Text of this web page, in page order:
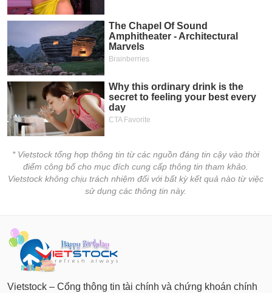
* Vietstock tổng hợp thông tin từ các nguồn đáng tin cậy vào thời
điểm công bố cho mục đích cung cấp thông tin tham khảo.
Vietstock không chịu trách nhiệm đối với bất kỳ kết quả nào từ việc
sử dụng các thông tin này.
Vietstock – Cổng thông tin tài chính và chứng khoán chính